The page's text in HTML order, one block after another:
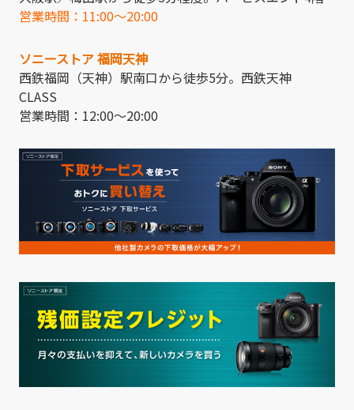
営業時間：11:00～20:00
ソニーストア 福岡天神
西鉄福岡（天神）駅南口から徒歩5分。西鉄天神
CLASS
営業時間：12:00～20:00